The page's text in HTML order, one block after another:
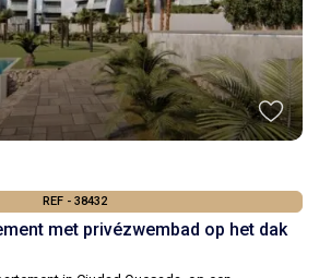
REF - 38432
met privézwembad op het dak